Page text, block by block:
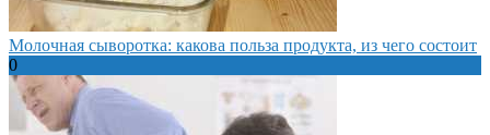
Молочная сыворотка: какова польза продукта, из чего состоит
0